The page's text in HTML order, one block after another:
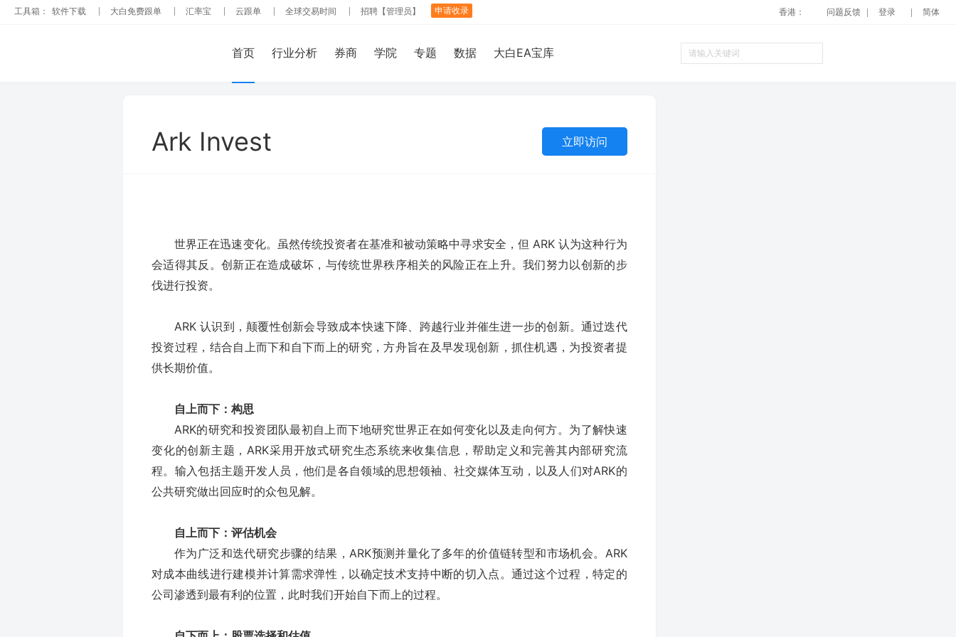
工具箱： 软件下载 大白免费跟单 汇率宝 云跟单 全球交易时间 招聘【管理员】 申请收录 香港： 问题反馈 登录 简体
首页 行业分析 券商 学院 专题 数据 大白EA宝库
Ark Invest 立即访问
世界正在迅速变化。虽然传统投资者在基准和被动策略中寻求安全，但 ARK 认为这种行为
会适得其反。创新正在造成破坏，与传统世界秩序相关的风险正在上升。我们努力以创新的步
伐进行投资。
ARK 认识到，颠覆性创新会导致成本快速下降、跨越行业并催生进一步的创新。通过迭代
投资过程，结合自上而下和自下而上的研究，方舟旨在及早发现创新，抓住机遇，为投资者提
供长期价值。
自上而下：构思
ARK的研究和投资团队最初自上而下地研究世界正在如何变化以及走向何方。为了解快速
变化的创新主题，ARK采用开放式研究生态系统来收集信息，帮助定义和完善其内部研究流
程。输入包括主题开发人员，他们是各自领域的思想领袖、社交媒体互动，以及人们对ARK的
公共研究做出回应时的众包见解。
自上而下：评估机会
作为广泛和迭代研究步骤的结果，ARK预测并量化了多年的价值链转型和市场机会。ARK
对成本曲线进行建模并计算需求弹性，以确定技术支持中断的切入点。通过这个过程，特定的
公司渗透到最有利的位置，此时我们开始自下而上的过程。